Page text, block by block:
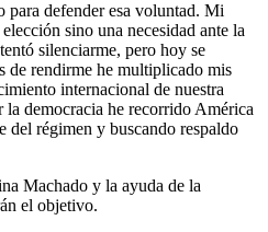
para defender esa voluntad. Mi
sino una necesidad ante la
silenciarme, pero hoy se
de rendirme he multiplicado mis
internacional de nuestra
democracia he recorrido América
del régimen y buscando respaldo
Machado y la ayuda de la
el objetivo.